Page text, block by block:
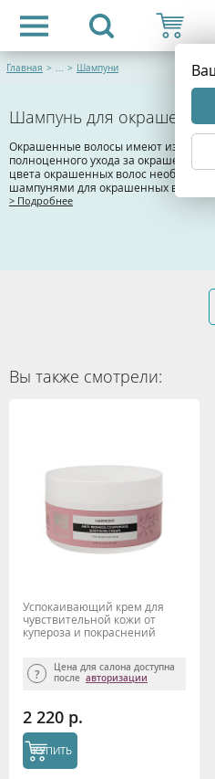
Главная > ... > Шампуни
Шампунь для
Окрашенные волосы имеют
полноценного ухода за
цвета окрашенных волос
шампунями для окрашенных волос.
> Подробнее
Вы также смотрели:
Успокаивающий крем для
чувствительной кожи от
купероза и покраснений
Цена для салона доступна
после авторизации
2 220 р.
КУПИТЬ